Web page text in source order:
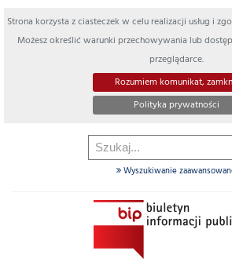
Strona korzysta z ciasteczek w celu realizacji usług i
Możesz określić warunki przechowywania lub
przeglądarce.
Rozumiem komunikat,
Polityka prywatności
Wyszukiwanie